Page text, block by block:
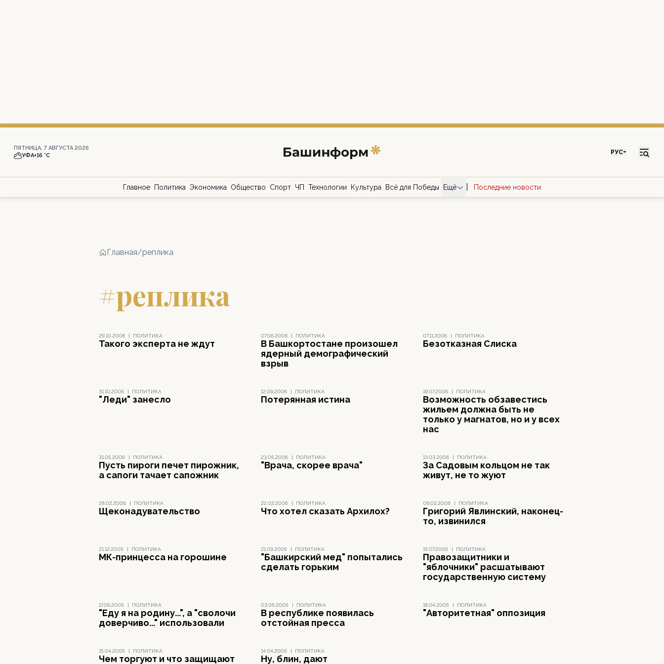
ПЯТНИЦА, 7 АВГУСТА 2026
УФА+16 °С РУС
Главное Политика Экономика Общество Спорт ЧП Технологии Культура Всё для Победы Ещё Последние новости
Главная/реплика
#реплика
29.10.2008 | ПОЛИТИКА
Такого эксперта не ждут
07.06.2008 | ПОЛИТИКА
В Башкортостане произошел
ядерный демографический
взрыв
07.11.2006 | ПОЛИТИКА
Безотказная Слиска
31.10.2006 | ПОЛИТИКА
"Леди" занесло
12.09.2006 | ПОЛИТИКА
Потерянная истина
19.07.2006 | ПОЛИТИКА
Возможность обзавестись
жильем должна быть не
только у магнатов, но и у всех
нас
31.05.2006 | ПОЛИТИКА
Пусть пироги печет пирожник,
а сапоги тачает сапожник
23.05.2006 | ПОЛИТИКА
"Врача, скорее врача"
13.03.2006 | ПОЛИТИКА
За Садовым кольцом не так
живут, не то жуют
28.02.2006 | ПОЛИТИКА
Щеконадувательство
22.02.2006 | ПОЛИТИКА
Что хотел сказать Архилох?
09.02.2006 | ПОЛИТИКА
Григорий Явлинский, наконец-
то, извинился
21.12.2005 | ПОЛИТИКА
МК-принцесса на горошине
21.09.2005 | ПОЛИТИКА
"Башкирский мед" попытались
сделать горьким
15.07.2005 | ПОЛИТИКА
Правозащитники и
"яблочники" расшатывают
государственную систему
17.06.2005 | ПОЛИТИКА
"Еду я на родину...", а "сволочи
доверчиво..." использовали
03.06.2005 | ПОЛИТИКА
В республике появилась
отстойная пресса
18.04.2005 | ПОЛИТИКА
"Авторитетная" оппозиция
15.04.2005 | ПОЛИТИКА
Чем торгуют и что защищают
14.04.2005 | ПОЛИТИКА
Ну, блин, дают